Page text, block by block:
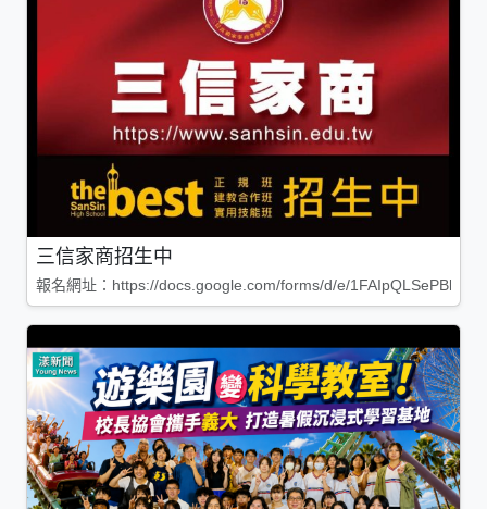
三信家商招生中
報名網址：https://docs.google.com/forms/d/e/